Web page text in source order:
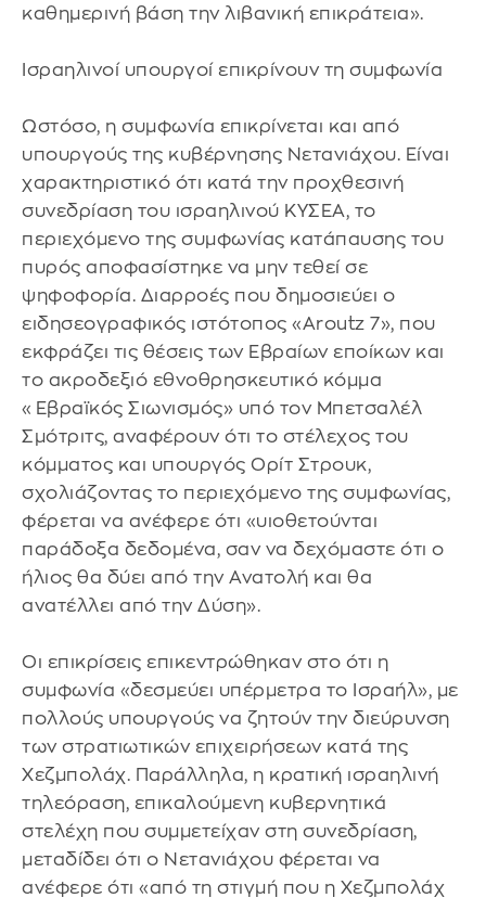
καθημερινή βάση την λιβανική επικράτεια».
Ισραηλινοί υπουργοί επικρίνουν τη συμφωνία
Ωστόσο, η συμφωνία επικρίνεται και από
υπουργούς της κυβέρνησης Νετανιάχου. Είναι
χαρακτηριστικό ότι κατά την προχθεσινή
συνεδρίαση του ισραηλινού ΚΥΣΕΑ, το
περιεχόμενο της συμφωνίας κατάπαυσης του
πυρός αποφασίστηκε να μην τεθεί σε
ψηφοφορία. Διαρροές που δημοσιεύει ο
ειδησεογραφικός ιστότοπος «Aroutz 7», που
εκφράζει τις θέσεις των Εβραίων εποίκων και
το ακροδεξιό εθνοθρησκευτικό κόμμα
«Εβραϊκός Σιωνισμός» υπό τον Μπετσαλέλ
Σμότριτς, αναφέρουν ότι το στέλεχος του
κόμματος και υπουργός Ορίτ Στρουκ,
σχολιάζοντας το περιεχόμενο της συμφωνίας,
φέρεται να ανέφερε ότι «υιοθετούνται
παράδοξα δεδομένα, σαν να δεχόμαστε ότι ο
ήλιος θα δύει από την Ανατολή και θα
ανατέλλει από την Δύση».
Οι επικρίσεις επικεντρώθηκαν στο ότι η
συμφωνία «δεσμεύει υπέρμετρα το Ισραήλ», με
πολλούς υπουργούς να ζητούν την διεύρυνση
των στρατιωτικών επιχειρήσεων κατά της
Χεζμπολάχ. Παράλληλα, η κρατική ισραηλινή
τηλεόραση, επικαλούμενη κυβερνητικά
στελέχη που συμμετείχαν στη συνεδρίαση,
μεταδίδει ότι ο Νετανιάχου φέρεται να
ανέφερε ότι «από τη στιγμή που η Χεζμπολάχ